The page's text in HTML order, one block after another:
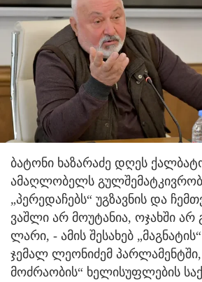
ბატონი ხაზარაძე დღეს
ამაღლობელს
„პერედაჩებს“ უგზავნის და
ვაშლი არ მოუტანია, ოჯახში არ
ლარი, - ამის შესახებ
ჯემალ ლეონიძემ
მოძრაობის“ ხელისუფლების